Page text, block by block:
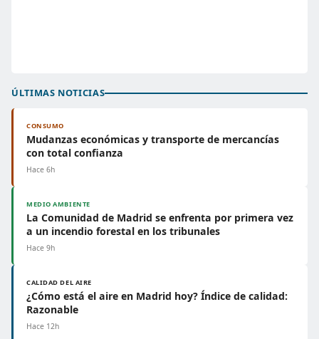
ÚLTIMAS NOTICIAS
CONSUMO
Mudanzas económicas y transporte de mercancías
con total confianza
Hace 6h
MEDIO AMBIENTE
La Comunidad de Madrid se enfrenta por primera vez
a un incendio forestal en los tribunales
Hace 9h
CALIDAD DEL AIRE
¿Cómo está el aire en Madrid hoy? Índice de calidad:
Razonable
Hace 12h